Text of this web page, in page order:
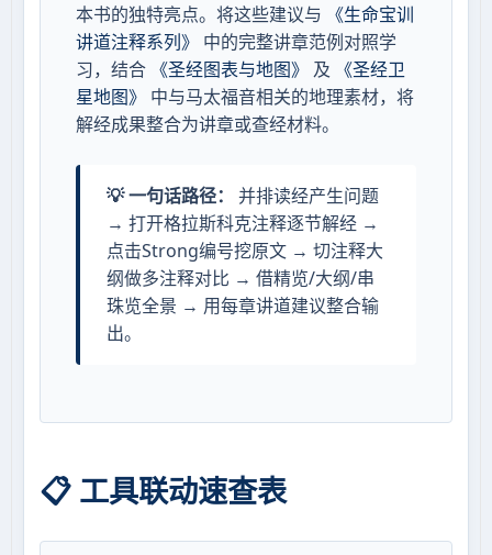
本书的独特亮点。将这些建议与 《生命宝训
讲道注释系列》 中的完整讲章范例对照学
习，结合 《圣经图表与地图》 及 《圣经卫
星地图》 中与马太福音相关的地理素材，将
解经成果整合为讲章或查经材料。
💡 一句话路径：
并排读经产生问题
→ 打开格拉斯科克注释逐节解经 →
点击Strong编号挖原文 → 切注释大
纲做多注释对比 → 借精览/大纲/串
珠览全景 → 用每章讲道建议整合输
出。
📋 工具联动速查表